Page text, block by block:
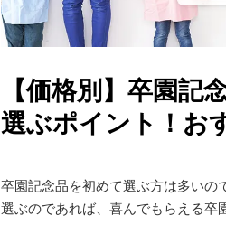
【価格別】卒園
選ぶポイント！お
卒園記念品を初めて選ぶ方は多いの
選ぶのであれば、喜んでもらえる卒